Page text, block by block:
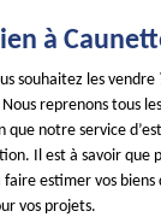
à
souhaitez les
reprenons tous
notre service
Il est à savoir que
estimer vos
vos projets.